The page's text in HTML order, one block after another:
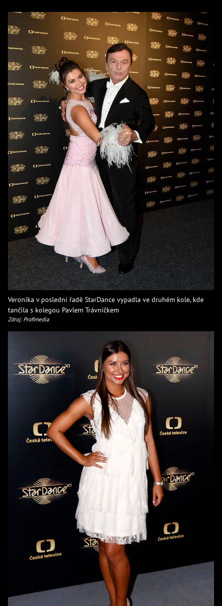
Veronika v poslední řadě StarDance vypadla ve druhém kole, kde
tančila s kolegou Pavlem Trávníčkem
Zdroj: Profimedia